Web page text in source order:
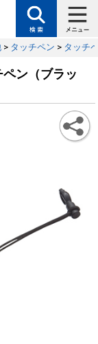
> タッチペン > タッチ
ン（ブラッ